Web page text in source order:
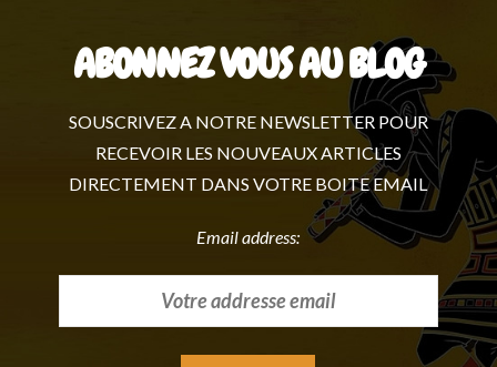
ABONNEZ VOUS AU BLOG
SOUSCRIVEZ A NOTRE NEWSLETTER POUR
RECEVOIR LES NOUVEAUX ARTICLES
DIRECTEMENT DANS VOTRE BOITE EMAIL
Email address: